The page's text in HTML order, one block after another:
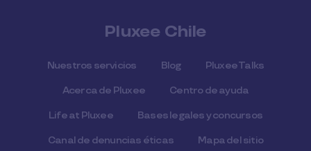
Pluxee Chile
Nuestros servicios Blog Pluxee Talks
Acerca de Pluxee Centro de ayuda
Life at Pluxee Bases legales y concursos
Canal de denuncias éticas Mapa del sitio